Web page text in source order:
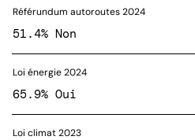
Référundum autoroutes 2024
51.4% Non
Loi énergie 2024
65.9% Oui
Loi climat 2023